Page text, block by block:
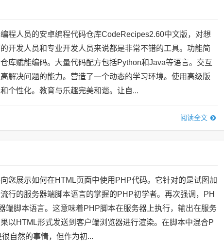
程人员的安卓编程代码仓库CodeRecipes2.60中文版，对想
开发人员和专业开发人员来说都是非常不错的工具。功能简
库赋能编码。大量代码配方包括Python和Java等语言。交互
解决问题的能力。营造了一个动态的学习环境。使用高级版
个性化。教育与乐趣完美和谐。让自...
阅读全文
您展示如何在HTML页面中使用PHP代码。它针对的是试图加
行的服务器端脚本语言的掌握的PHP初学者。再次强调，PH
端脚本语言。这意味着PHP脚本在服务器上执行，输出在服务
以HTML形式发送到客户端浏览器进行渲染。在脚本中混合P
自然的事情，但作为初...